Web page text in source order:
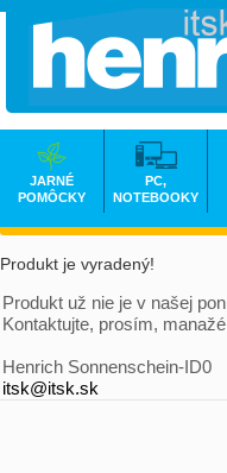
Produkt je vyradený!
Produkt už nie je v našej
Kontaktujte, prosím,
Henrich Sonnenschein-ID0
itsk@itsk.sk
JARNÉ
POMÔCKY
PC,
NOTEBOOKY